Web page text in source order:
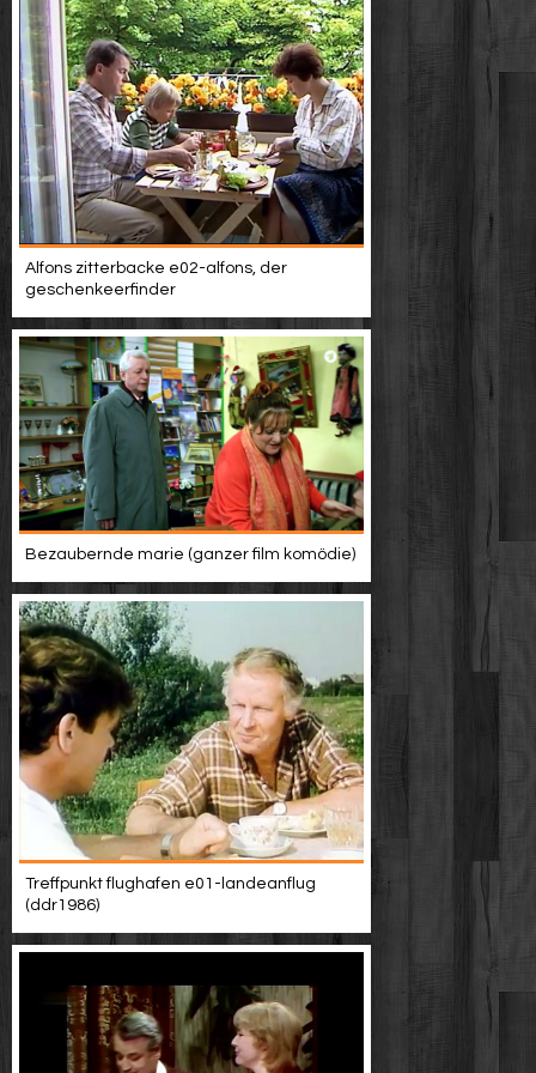
Alfons zitterbacke e02-alfons, der
geschenkeerfinder
Bezaubernde marie (ganzer film komödie)
Treffpunkt flughafen e01-landeanflug
(ddr1986)